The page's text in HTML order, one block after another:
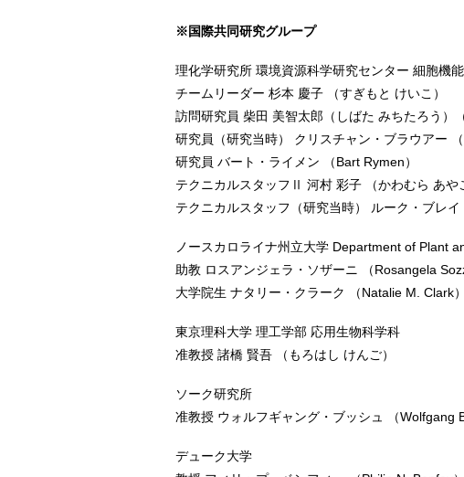
※国際共同研究グループ
理化学研究所 環境資源科学研究センター 細胞機
チームリーダー 杉本 慶子 （すぎもと けいこ）
訪問研究員 柴田 美智太郎（しばた みちたろう）
研究員（研究当時） クリスチャン・ブラウアー
研究員 バート・ライメン （Bart Rymen）
テクニカルスタッフⅡ 河村 彩子 （かわむら あや
テクニカルスタッフ（研究当時） ルーク・ブレイ
ノースカロライナ州立大学 Department of Plant
助教 ロスアンジェラ・ソザーニ （Rosangela
大学院生 ナタリー・クラーク （Natalie M. Clark）
東京理科大学 理工学部 応用生物科学科
准教授 諸橋 賢吾 （もろはし けんご）
ソーク研究所
准教授 ウォルフギャング・ブッシュ （Wolfgang
デューク大学